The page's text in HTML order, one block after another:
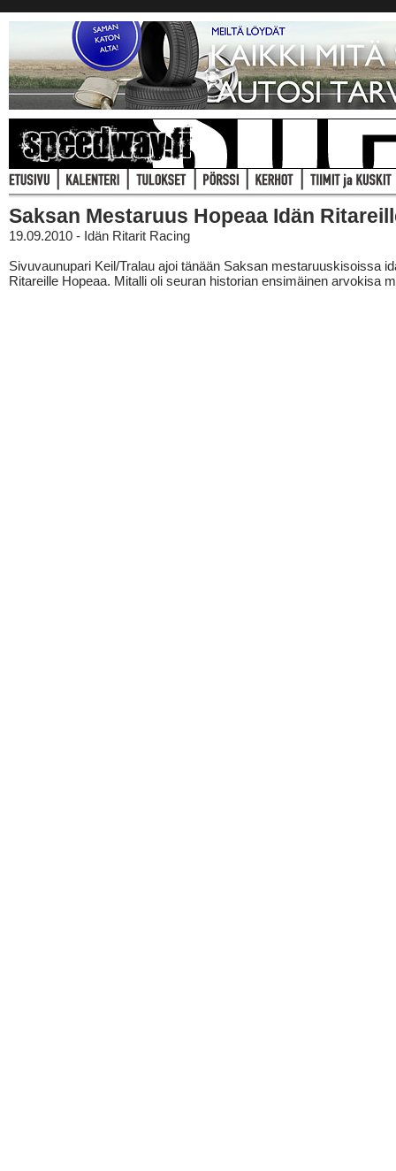
Saksan Mestaruus Hopeaa Idän
19.09.2010 - Idän Ritarit Racing
Sivuvaunupari Keil/Tralau ajoi tänään Saksan mestaruuskisoissa
Ritareille Hopeaa. Mitalli oli seuran historian ensimäinen arvokisa